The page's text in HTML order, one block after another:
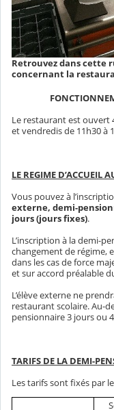
Retrouvez dans cette
concernant la
Le restaurant est ouvert
et vendredis de 11h30 à
LE REGIME D’ACCUEIL
Vous pouvez à
externe, demi-
jours (jours fixes).
L’inscription à la demi-
changement de régime,
dans les cas de force
et sur accord préalable
L’élève externe ne
restaurant scolaire. Au-
pensionnaire 3 jours ou
TARIFS DE LA DEMI-
Les tarifs sont fixés par